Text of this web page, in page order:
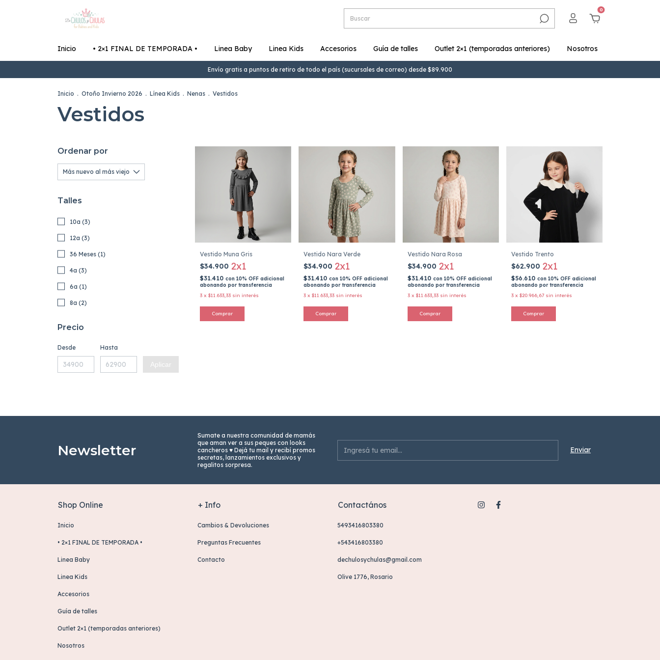
0
Inicio • 2×1 FINAL DE TEMPORADA • Linea Baby Linea Kids Accesorios Guía de talles Outlet 2×1 (temporadas anteriores) Nosotros
Envío gratis a puntos de retiro de todo el país (sucursales de correo) desde $89.900
Inicio . Otoño Invierno 2026 . Línea Kids . Nenas . Vestidos
Vestidos
Ordenar por
Talles
10a (3)
12a (3)
36 Meses (1)
4a (3)
6a (1)
8a (2)
Precio
Desde Hasta
Aplicar
Vestido Muna Gris
$34.900 2x1
$31.410 con 10% OFF adicional
abonando por transferencia
3 x $11.633,33 sin interés
Comprar
Vestido Nara Verde
$34.900 2x1
$31.410con 10% OFF adicional
abonando por transferencia
3 x$11.633,33 sin interés
Comprar
Vestido Nara Rosa
$34.900 2x1
$31.410 con 10% OFF adicional
abonando por transferencia
3 x $11.633,33 sin interés
Comprar
Vestido Trento
$62.900 2x1
$56.610 con 10% OFF adicional
abonando por transferencia
3 x $20.966,67 sin interés
Comprar
Newsletter
Sumate a nuestra comunidad de mamás
que aman ver a sus peques con looks
cancheros ♥ Dejá tu mail y recibí promos
secretas, lanzamientos exclusivos y
regalitos sorpresa.
Shop Online
Inicio
• 2×1 FINAL DE TEMPORADA •
Linea Baby
Linea Kids
Accesorios
Guía de talles
Outlet 2×1 (temporadas anteriores)
Nosotros
+ Info
Cambios & Devoluciones
Preguntas Frecuentes
Contacto
Contactános
5493416803380
+543416803380
dechulosychulas@gmail.com
Olive 1776, Rosario